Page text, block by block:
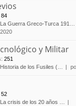
84
La Guerra Greco-Turca 191…
2020
y Militar
: 251
de los Fusiles (…
52
crisis de los 20 años …